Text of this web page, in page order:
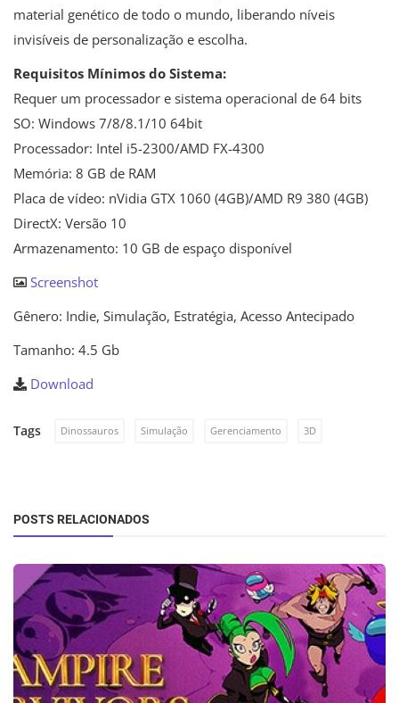
material genético de todo o mundo, liberando níveis
invisíveis de personalização e escolha.
Requisitos Mínimos do Sistema:
Requer um processador e sistema operacional de 64 bits
SO: Windows 7/8/8.1/10 64bit
Processador: Intel i5-2300/AMD FX-4300
Memória: 8 GB de RAM
Placa de vídeo: nVidia GTX 1060 (4GB)/AMD R9 380 (4GB)
DirectX: Versão 10
Armazenamento: 10 GB de espaço disponível
Screenshot
Gênero: Indie, Simulação, Estratégia, Acesso Antecipado
Tamanho: 4.5 Gb
Download
Tags Dinossauros Simulação Gerenciamento 3D
POSTS RELACIONADOS